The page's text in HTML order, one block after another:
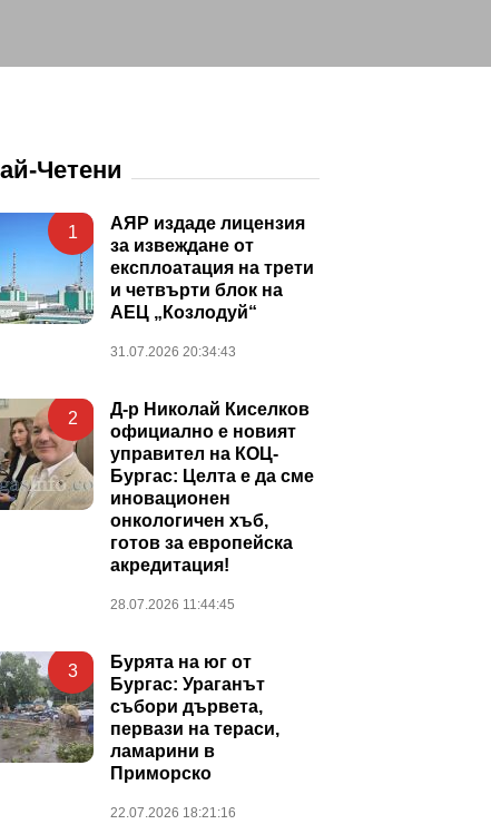
Четени
1
АЯР издаде лицензия
за извеждане от
експлоатация на трети
и четвърти блок на
АЕЦ „Козлодуй“
31.07.2026 20:34:43
2
Д-р Николай Киселков
официално е новият
управител на КОЦ-
Бургас: Целта е да сме
иновационен
онкологичен хъб,
готов за европейска
акредитация!
28.07.2026 11:44:45
3
Бурята на юг от
Бургас: Ураганът
събори дървета,
первази на тераси,
ламарини в
Приморско
22.07.2026 18:21:16